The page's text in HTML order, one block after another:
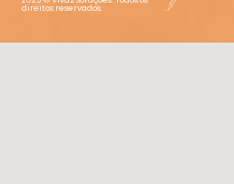
direitos reservados.